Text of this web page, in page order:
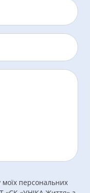
моїх персональних